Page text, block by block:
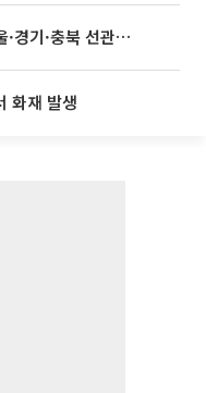
관위 등 추가 압수수색
화재 발생